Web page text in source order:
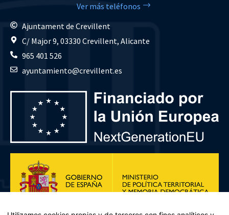
Ver más teléfonos
Ajuntament de Crevillent
C/ Major 9, 03330 Crevillent, Alicante
965 401 526
ayuntamiento@crevillent.es